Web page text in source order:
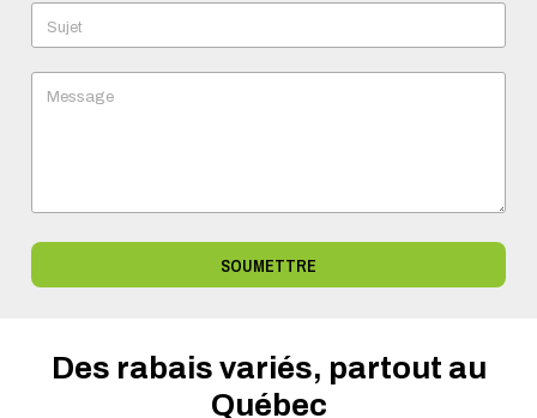
Sujet
Message
SOUMETTRE
Des rabais variés, partout au
Québec